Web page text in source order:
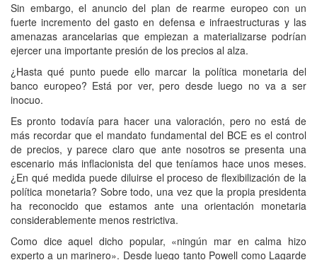
Sin embargo, el anuncio del plan de rearme europeo con un
fuerte incremento del gasto en defensa e infraestructuras y las
amenazas arancelarias que empiezan a materializarse podrían
ejercer una importante presión de los precios al alza.
¿Hasta qué punto puede ello marcar la política monetaria del
banco europeo? Está por ver, pero desde luego no va a ser
inocuo.
Es pronto todavía para hacer una valoración, pero no está de
más recordar que el mandato fundamental del BCE es el control
de precios, y parece claro que ante nosotros se presenta una
escenario más inflacionista del que teníamos hace unos meses.
¿En qué medida puede diluirse el proceso de flexibilización de la
política monetaria? Sobre todo, una vez que la propia presidenta
ha reconocido que estamos ante una orientación monetaria
considerablemente menos restrictiva.
Como dice aquel dicho popular, «ningún mar en calma hizo
experto a un marinero». Desde luego tanto Powell como Lagarde